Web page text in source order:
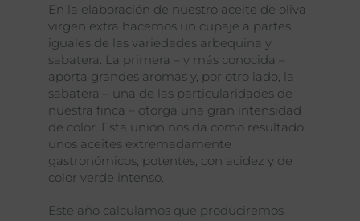
En la elaboración de nuestro aceite de oliva
virgen extra hacemos un cupaje a partes
iguales de las variedades arbequina y
sabatera. La primera – y más conocida –
aporta grandes aromas y, por otro lado, la
sabatera – una de las particularidades de
nuestra finca – otorga una gran intensidad
de color. Esta unión nos da como resultado
unos aceites extremadamente
gastronómicos, potentes, con acidez y de
color verde intenso.
Este año calculamos que produciremos